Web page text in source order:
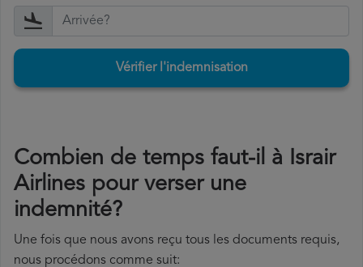
Vérifier l'indemnisation
Combien de temps faut-il à Israir
Airlines pour verser une
indemnité?
Une fois que nous avons reçu tous les documents requis,
nous procédons comme suit: